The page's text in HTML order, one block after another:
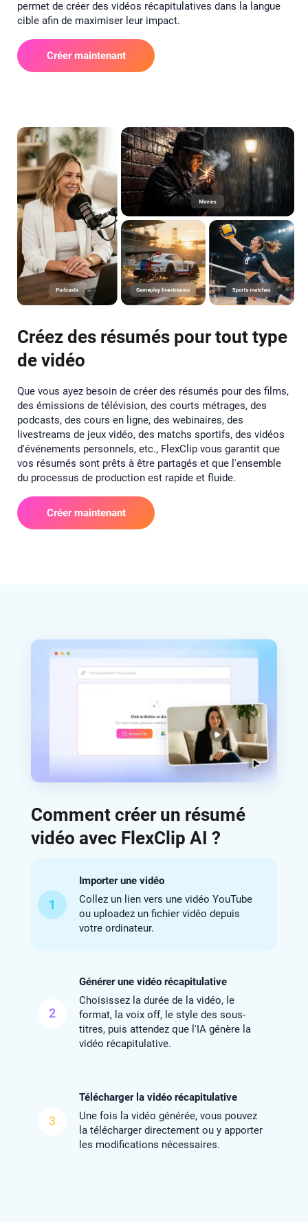
permet de créer des vidéos récapitulatives dans la langue
cible afin de maximiser leur impact.
Créer maintenant
Créez des résumés pour tout type
de vidéo
Que vous ayez besoin de créer des résumés pour des films,
des émissions de télévision, des courts métrages, des
podcasts, des cours en ligne, des webinaires, des
livestreams de jeux vidéo, des matchs sportifs, des vidéos
d'événements personnels, etc., FlexClip vous garantit que
vos résumés sont prêts à être partagés et que l'ensemble
du processus de production est rapide et fluide.
Créer maintenant
Comment créer un résumé
vidéo avec FlexClip AI ?
1
Importer une vidéo
Collez un lien vers une vidéo YouTube
ou uploadez un fichier vidéo depuis
votre ordinateur.
2
Générer une vidéo récapitulative
Choisissez la durée de la vidéo, le
format, la voix off, le style des sous-
titres, puis attendez que l'IA génère la
vidéo récapitulative.
3
Télécharger la vidéo récapitulative
Une fois la vidéo générée, vous pouvez
la télécharger directement ou y apporter
les modifications nécessaires.